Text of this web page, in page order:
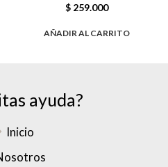
$ 259.000
AÑADIR AL CARRITO
ayuda?
Inicio